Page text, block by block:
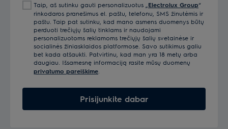
adresą
Taip, aš sutinku gauti personalizuotus „ Electrolux Group“
rinkodaros pranešimus el. paštu, telefonu, SMS žinutėmis ir
paštu. Taip pat sutinku, kad mano asmens duomenys būtų
perduoti trečiųjų šalių tinklams ir naudojami
personalizuotoms reklamoms trečiųjų šalių svetainėse ir
socialinės žiniasklaidos platformose. Savo sutikimus galiu
bet kada atšaukti. Patvirtinu, kad man yra 18 metų arba
daugiau. Išsamesnę informaciją rasite mūsų duomenų
privatumo pareiškime
Prisijunkite dabar